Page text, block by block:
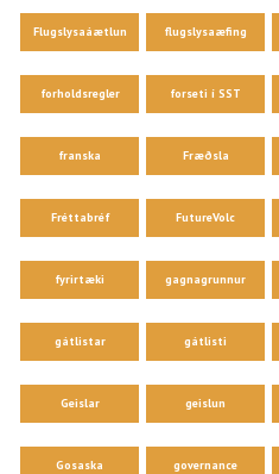
Flugslysaáætlun flugslysaæfing
forholdsregler forseti í SST
franska Fræðsla
Fréttabréf FutureVolc
fyrirtæki gagnagrunnur
gátlistar gátlisti
Geislar geislun
Gosaska governance